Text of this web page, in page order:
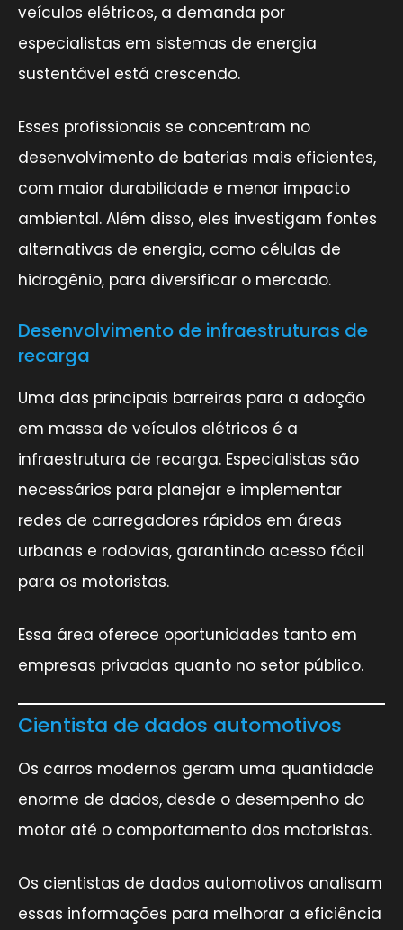
veículos elétricos, a demanda por
especialistas em sistemas de energia
sustentável está crescendo.
Esses profissionais se concentram no
desenvolvimento de baterias mais eficientes,
com maior durabilidade e menor impacto
ambiental. Além disso, eles investigam fontes
alternativas de energia, como células de
hidrogênio, para diversificar o mercado.
Desenvolvimento de infraestruturas de
recarga
Uma das principais barreiras para a adoção
em massa de veículos elétricos é a
infraestrutura de recarga. Especialistas são
necessários para planejar e implementar
redes de carregadores rápidos em áreas
urbanas e rodovias, garantindo acesso fácil
para os motoristas.
Essa área oferece oportunidades tanto em
empresas privadas quanto no setor público.
Cientista de dados automotivos
Os carros modernos geram uma quantidade
enorme de dados, desde o desempenho do
motor até o comportamento dos motoristas.
Os cientistas de dados automotivos analisam
essas informações para melhorar a eficiência